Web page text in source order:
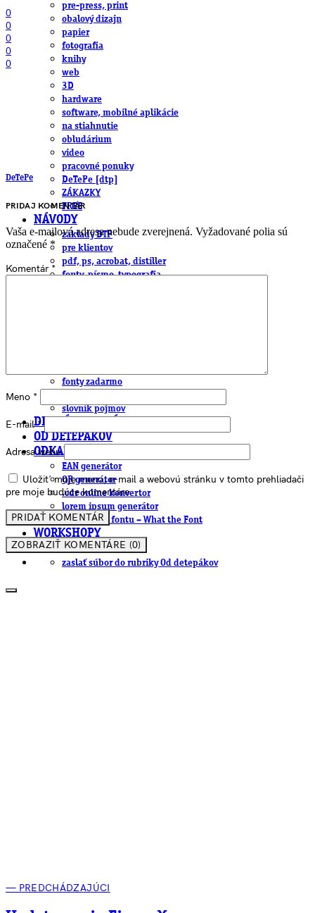
pre-press, print
obalový dizajn
papier
fotografia
knihy
web
3D
hardware
software, mobilné aplikácie
na stiahnutie
obludárium
video
pracovné ponuky
DeTePe [dtp]
ZÁKAZKY
FREE
NÁVODY
základy DTP
pre klientov
pdf, ps, acrobat, distiller
fonty, písmo, typografia
fonty zadarmo
slovník pojmov
DENNÍK DETEPÁKA
OD DETEPÁKOV
ODKAZY
EAN generátor
QR generátor
.cdr online konvertor
lorem ipsum generátor
zistiť názov fontu – What the Font
WORKSHOPY
BAZÁR
zaslať súbor do rubriky Od detepákov
0
0
0
0
0
DeTePe
PRIDAJ KOMENTÁR
Vaša e-mailová adresa nebude zverejnená. Vyžadované polia sú
označené *
Komentár *
Meno *
E-mail*
Adresa webu
Uložiť moje meno, e-mail a webovú stránku v tomto prehliadači
pre moje budúce komentáre.
ZOBRAZIŤ KOMENTÁRE (0)
— PREDCHÁDZAJÚCI